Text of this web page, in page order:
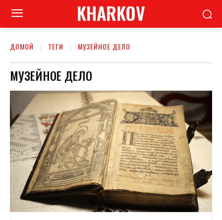
KHARKOV
ДОМОЙ ТЕГИ МУЗЕЙНОЕ ДЕЛО
МУЗЕЙНОЕ ДЕЛО